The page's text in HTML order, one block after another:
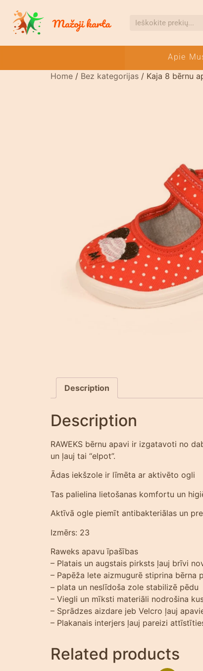
Apie
Home / Bez kategorijas / Kaja 8 bērnu
Description
Description
RAWEKS bērnu apavi ir izgatavoti no
un ļauj tai “elpot”.
Ādas iekšzole ir līmēta ar aktivēto ogli
Tas palielina lietošanas komfortu un
Aktīvā ogle piemīt antibakteriālas un
Izmērs: 23
Raweks apavu īpašības
– Platais un augstais pirksts ļauj brīvi
– Papēža lete aizmugurē stiprina bērna
– plata un neslīdoša zole stabilizē pēdu
– Viegli un mīksti materiāli nodrošina
– Sprādzes aizdare jeb Velcro ļauj
– Plakanais interjers ļauj pareizi
Related products